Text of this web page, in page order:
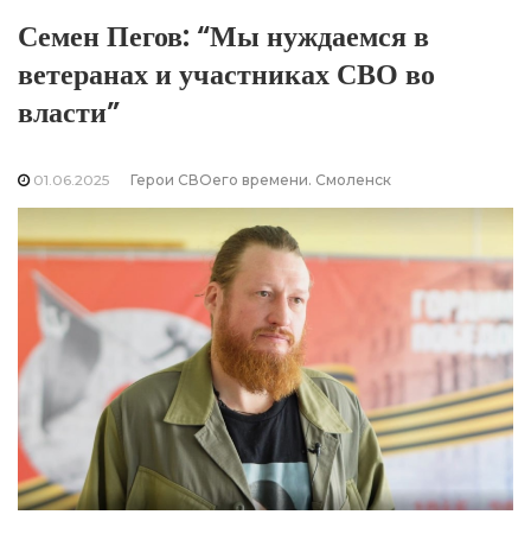
Семен Пегов: “Мы нуждаемся в
ветеранах и участниках СВО во
власти”
01.06.2025 Герои СВОего времени. Смоленск